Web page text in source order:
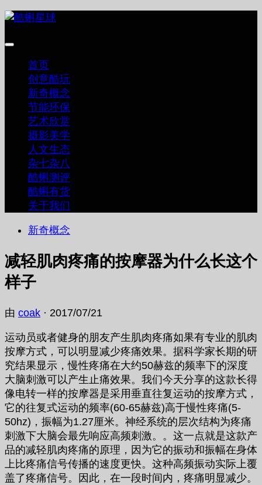
跳
内
首页
创意酷玩
新奇概念
节能环保
艺术欣赏
摄影美学
人文生态
杂七杂八
酷蝌测评
酷蝌有货
关于我们
新奇概念
减轻肌肉疼痛的按摩器为什么长这个
样子
由 coak · 2017/07/21
运动员或者健身的朋友产生肌肉疼痛如果有专业的肌肉
按摩方式，可以明显减少疼痛效果。据科学家长期的研
究结果显示，慢性疼痛在大约50赫兹的频率下的深度
大脑刺激可以产生止痛效果。我们今天分享的这款长得
像电转一样的按摩器是采用垂直往复运动的按摩方式，
它的往复式运动的频率(60-65赫兹)高于慢性疼痛(5-
50hz)，振幅为1.27厘米。神经系统的层次结构为疼痛
刺激下大脑会最先响应高频刺激。。这一点就是这款产
品的减轻肌肉疼痛的原理，因为它的振动和振幅在身体
上比疼痛信号传播的速度更快。这种高频振动实际上覆
盖了疼痛信号。因此，在一段时间内，疼痛明显减少。